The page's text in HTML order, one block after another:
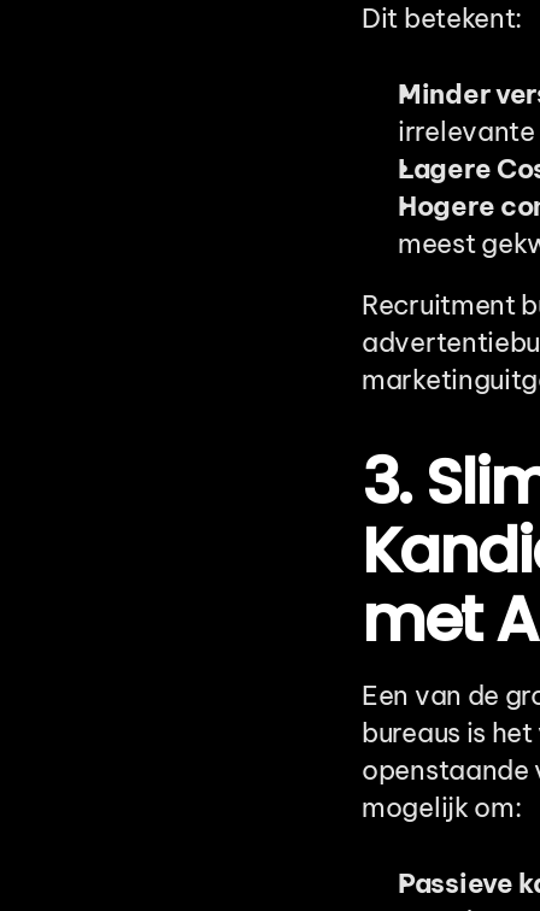
Dit betekent:
Minder
Lagere
Hogere
meest
Recruitment
3.
met
Een van de
bureaus is
openstaande
mogelijk om:
Passieve